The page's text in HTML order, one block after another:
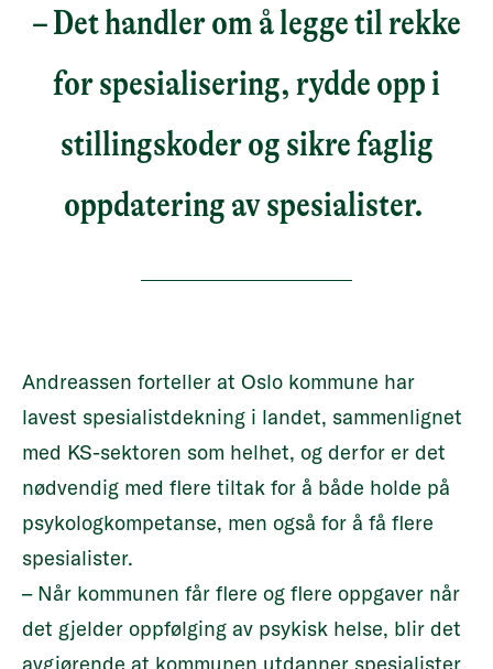
– Det handler om å legge til rekke
for spesialisering, rydde opp i
stillingskoder og sikre faglig
oppdatering av spesialister.
Andreassen forteller at Oslo kommune har
lavest spesialistdekning i landet, sammenlignet
med KS-sektoren som helhet, og derfor er det
nødvendig med flere tiltak for å både holde på
psykologkompetanse, men også for å få flere
spesialister.
– Når kommunen får flere og flere oppgaver når
det gjelder oppfølging av psykisk helse, blir det